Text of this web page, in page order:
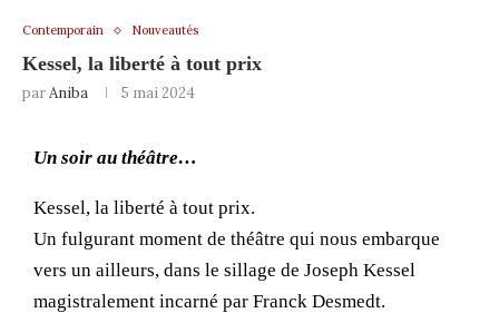
Contemporain Nouveautés
Kessel, la liberté à tout prix
parAniba 5 mai 2024
Un soir au théâtre…
Kessel, la liberté à tout prix.
Un fulgurant moment de théâtre qui nous embarque
vers un ailleurs, dans le sillage de Joseph Kessel
magistralement incarné par Franck Desmedt.